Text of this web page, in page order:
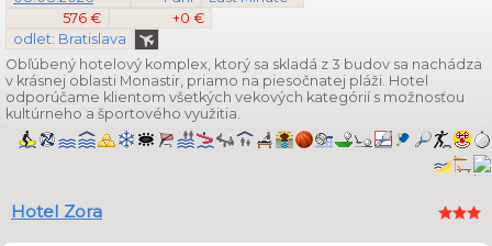
576 €
+0 €
odlet: Bratislava
Obľúbený hotelový komplex, ktorý sa skladá z 3 budov sa nachádza
v krásnej oblasti Monastir, priamo na piesočnatej pláži. Hotel
odporúčame klientom všetkých vekových kategórií s možnosťou
kultúrneho a športového využitia.
Hotel Zora